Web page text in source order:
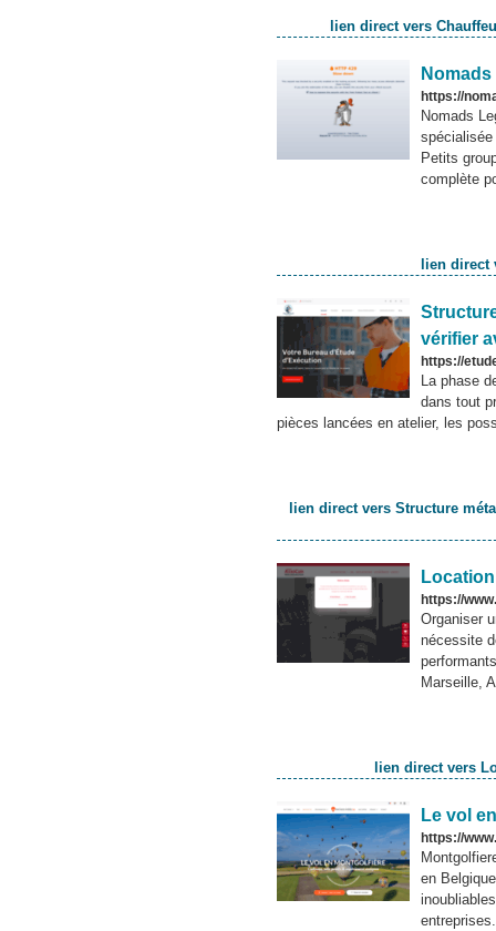
lien direct vers
https://
Nomads
Petits
complète
lien direct
vérifier
https://
La phase
dans tout
pièces lancées en atelier, les
lien direct vers Structure
https://
Organiser
nécessite
Marseille,
lien direct vers
Le vol
https://
en
entreprises.